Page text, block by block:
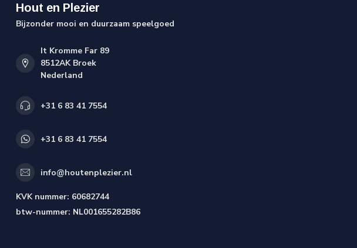
Hout en Plezier
Bijzonder mooi en duurzaam speelgoed
It Kromme Far 89
8512AK Broek
Nederland
+31 6 83 41 7554
+31 6 83 41 7554
info@houtenplezier.nl
KVK nummer: 60682744
btw-nummer: NL001655282B86